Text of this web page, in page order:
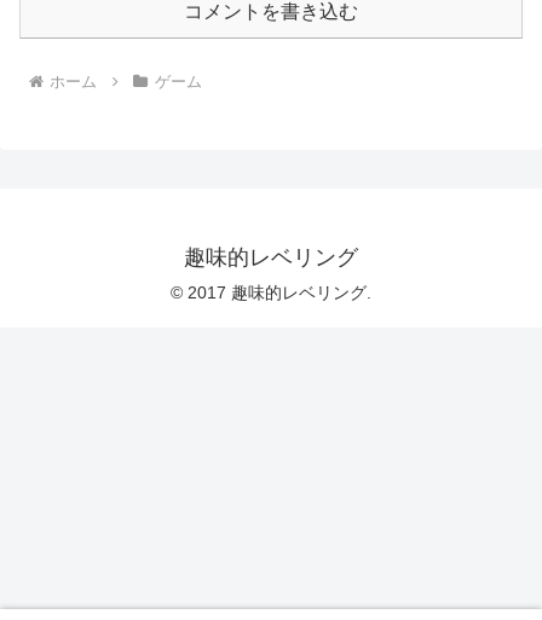
コメントを書き込む
ホーム ゲーム
趣味的レベリング
© 2017 趣味的レベリング.